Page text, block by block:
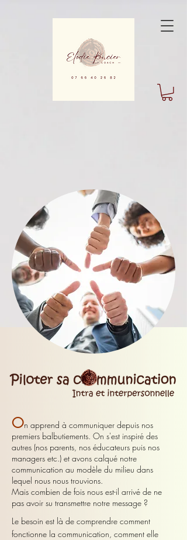
On apprend à communiquer depuis nos
premiers balbutiements. On s'est inspiré des
autres (nos parents, nos éducateurs puis nos
managers etc.) et avons calqué notre
communication au modèle du milieu dans
lequel nous nous trouvions.
Mais combien de fois nous est-il arrivé de ne
pas avoir su transmettre notre message ?
Le besoin est là de comprendre comment
fonctionne la communication, comment elle